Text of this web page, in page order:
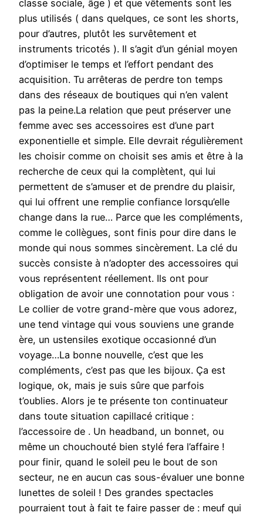
classe sociale, âge ) et que vêtements sont les
plus utilisés ( dans quelques, ce sont les shorts,
pour d’autres, plutôt les survêtement et
instruments tricotés ). Il s’agit d’un génial moyen
d’optimiser le temps et l’effort pendant des
acquisition. Tu arrêteras de perdre ton temps
dans des réseaux de boutiques qui n’en valent
pas la peine.La relation que peut préserver une
femme avec ses accessoires est d’une part
exponentielle et simple. Elle devrait régulièrement
les choisir comme on choisit ses amis et être à la
recherche de ceux qui la complètent, qui lui
permettent de s’amuser et de prendre du plaisir,
qui lui offrent une remplie confiance lorsqu’elle
change dans la rue… Parce que les compléments,
comme le collègues, sont finis pour dire dans le
monde qui nous sommes sincèrement. La clé du
succès consiste à n’adopter des accessoires qui
vous représentent réellement. Ils ont pour
obligation de avoir une connotation pour vous :
Le collier de votre grand-mère que vous adorez,
une tend vintage qui vous souviens une grande
ère, un ustensiles exotique occasionné d’un
voyage…La bonne nouvelle, c’est que les
compléments, c’est pas que les bijoux. Ça est
logique, ok, mais je suis sûre que parfois
t’oublies. Alors je te présente ton continuateur
dans toute situation capillacé critique :
l’accessoire de . Un headband, un bonnet, ou
même un chouchouté bien stylé fera l’affaire !
pour finir, quand le soleil peu le bout de son
secteur, ne en aucun cas sous-évaluer une bonne
lunettes de soleil ! Des grandes spectacles
pourraient tout à fait te faire passer de : meuf qui